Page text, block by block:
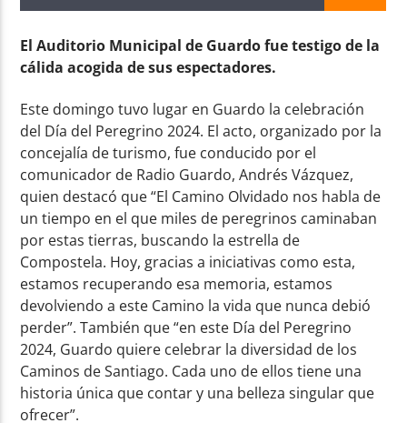
El Auditorio Municipal de Guardo fue testigo de la
cálida acogida de sus espectadores.
Este domingo tuvo lugar en Guardo la celebración
del Día del Peregrino 2024. El acto, organizado por la
concejalía de turismo, fue conducido por el
comunicador de Radio Guardo, Andrés Vázquez,
quien destacó que “El Camino Olvidado nos habla de
un tiempo en el que miles de peregrinos caminaban
por estas tierras, buscando la estrella de
Compostela. Hoy, gracias a iniciativas como esta,
estamos recuperando esa memoria, estamos
devolviendo a este Camino la vida que nunca debió
perder”. También que “en este Día del Peregrino
2024, Guardo quiere celebrar la diversidad de los
Caminos de Santiago. Cada uno de ellos tiene una
historia única que contar y una belleza singular que
ofrecer”.